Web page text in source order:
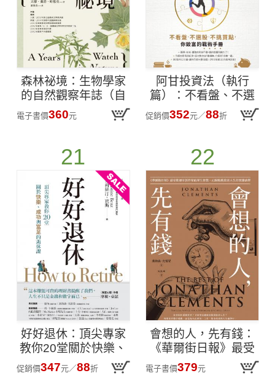
森林祕境：生物學家
的自然觀察年誌（自
然寫作經典，長銷慶
功版）
電子書價360元
阿甘投資法（執行
篇）：不看盤、不選
股、不挑買點，你致
富的戰術手冊
促銷價352元／88折
21
好好退休：頂尖專家
教你20堂關於快樂、
成功與富足的退休課
促銷價347元／88折
22
會想的人，先有錢：
《華爾街日報》最受
歡迎財經作家的畢生
智慧，62個啟動致富
電子書價379元